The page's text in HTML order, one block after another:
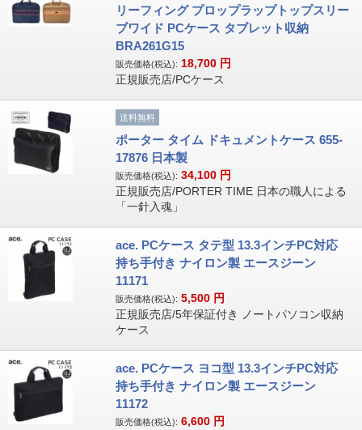
リーフィング プロップラップトップスリー
ブワイド PCケース タブレット収納
BRA261G15
販売価格(税込): 18,700 円
正規販売店/PCケース
送料無料
ポーター タイム ドキュメントケース 655-
17876 日本製
販売価格(税込): 34,100 円
正規販売店/PORTER TIME 日本の職人による
「一針入魂」
ace. PCケース タテ型 13.3インチPC対応
持ち手付き ナイロン製 エースジーン
11171
販売価格(税込): 5,500 円
正規販売店/5年保証付き ノートパソコン収納
ケース
ace. PCケース ヨコ型 13.3インチPC対応
持ち手付き ナイロン製 エースジーン
11172
販売価格(税込): 6,600 円